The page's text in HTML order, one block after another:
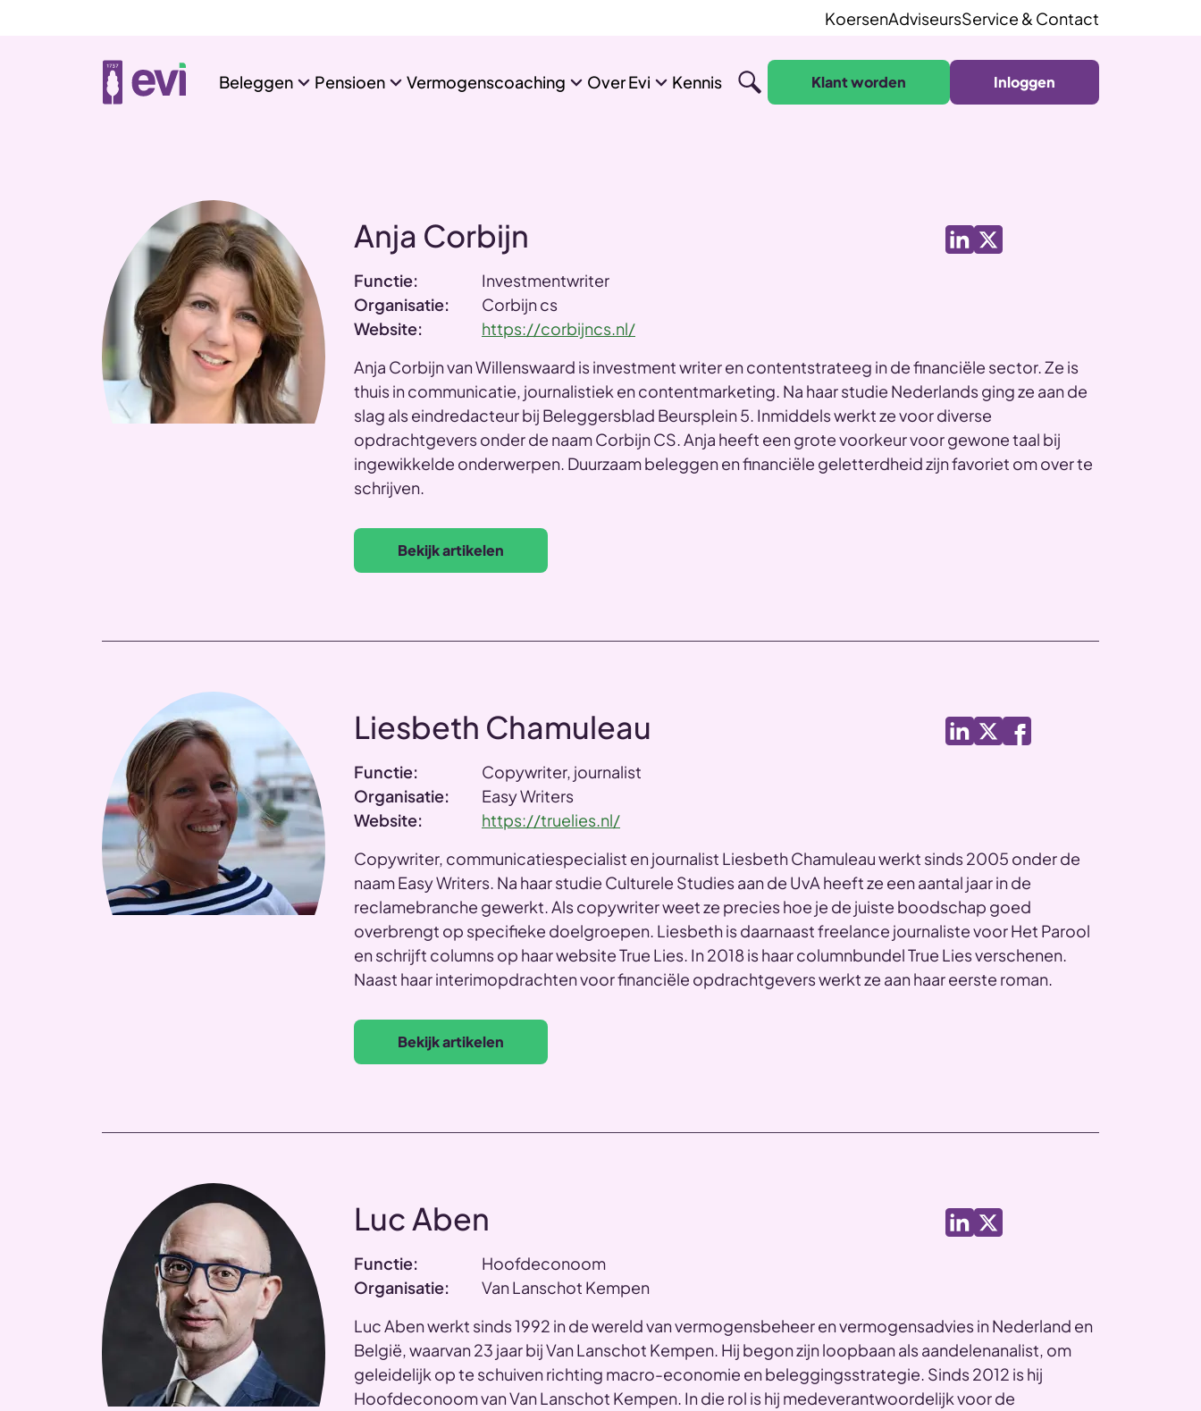
KoersenAdviseursService & Contact
Beleggen Pensioen Vermogenscoaching Over Evi Kennis Klant worden Inloggen
Anja Corbijn
Functie:
Investmentwriter
Organisatie:
Corbijn cs
Website:
https://corbijncs.nl/
Anja Corbijn van Willenswaard is investment writer en contentstrateeg in de financiële sector. Ze is
thuis in communicatie, journalistiek en contentmarketing. Na haar studie Nederlands ging ze aan de
slag als eindredacteur bij Beleggersblad Beursplein 5. Inmiddels werkt ze voor diverse
opdrachtgevers onder de naam Corbijn CS. Anja heeft een grote voorkeur voor gewone taal bij
ingewikkelde onderwerpen. Duurzaam beleggen en financiële geletterdheid zijn favoriet om over te
schrijven.
Bekijk artikelen
Liesbeth Chamuleau
Functie:
Copywriter, journalist
Organisatie:
Easy Writers
Website:
https://truelies.nl/
Copywriter, communicatiespecialist en journalist Liesbeth Chamuleau werkt sinds 2005 onder de
naam Easy Writers. Na haar studie Culturele Studies aan de UvA heeft ze een aantal jaar in de
reclamebranche gewerkt. Als copywriter weet ze precies hoe je de juiste boodschap goed
overbrengt op specifieke doelgroepen. Liesbeth is daarnaast freelance journaliste voor Het Parool
en schrijft columns op haar website True Lies. In 2018 is haar columnbundel True Lies verschenen.
Naast haar interimopdrachten voor financiële opdrachtgevers werkt ze aan haar eerste roman.
Bekijk artikelen
Luc Aben
Functie:
Hoofdeconoom
Organisatie:
Van Lanschot Kempen
Luc Aben werkt sinds 1992 in de wereld van vermogensbeheer en vermogensadvies in Nederland en
België, waarvan 23 jaar bij Van Lanschot Kempen. Hij begon zijn loopbaan als aandelenanalist, om
geleidelijk op te schuiven richting macro-economie en beleggingsstrategie. Sinds 2012 is hij
Hoofdeconoom van Van Lanschot Kempen. In die rol is hij medeverantwoordelijk voor de